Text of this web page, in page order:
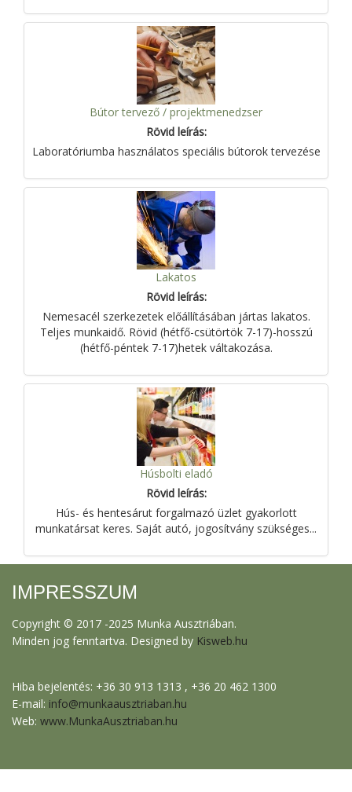
Bútor tervező / projektmenedzser
Rövid leírás:
Laboratóriumba használatos speciális bútorok tervezése
Lakatos
Rövid leírás:
Nemesacél szerkezetek előállításában jártas lakatos.
Teljes munkaidő. Rövid (hétfő-csütörtök 7-17)-hosszú
(hétfő-péntek 7-17)hetek váltakozása.
Húsbolti eladó
Rövid leírás:
Hús- és hentesárut forgalmazó üzlet gyakorlott
munkatársat keres. Saját autó, jogosítvány szükséges...
IMPRESSZUM
Copyright © 2017 -2025 Munka Ausztriában.
Minden jog fenntartva. Designed by Kisweb.hu
Hiba bejelentés: +36 30 913 1313 , +36 20 462 1300
E-mail: info@munkaausztriaban.hu
Web: www.MunkaAusztriaban.hu